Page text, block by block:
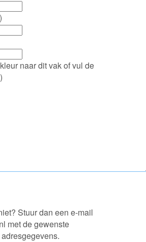
naar dit vak of vul de
Stuur dan een e-mail
met de gewenste